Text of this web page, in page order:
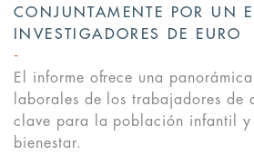
CONJUNTAMENTE POR UN
INVESTIGADORES DE EURO
El informe ofrece una
laborales de los trabajadores de
clave para la población infantil y
bienestar.